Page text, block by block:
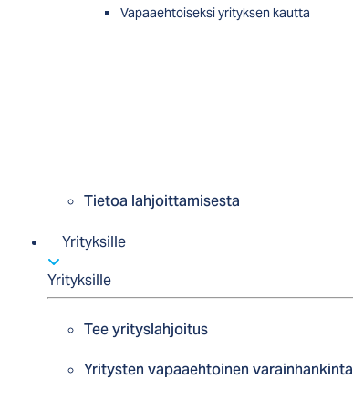
Vapaaehtoiseksi yrityksen kautta
Tietoa lahjoittamisesta
Yrityksille
Yrityksille
Tee yrityslahjoitus
Yritysten vapaaehtoinen varainhankinta